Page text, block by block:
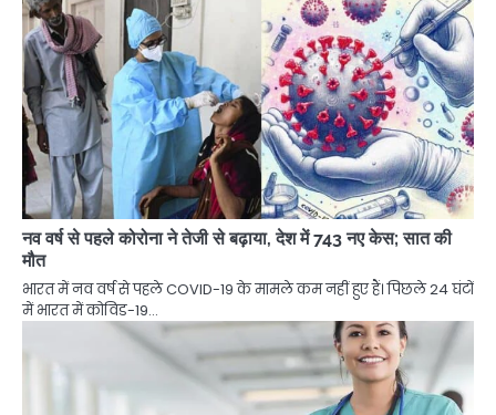
नव वर्ष से पहले कोरोना ने तेजी से बढ़ाया, देश में 743 नए केस; सात की
मौत
भारत में नव वर्ष से पहले COVID-19 के मामले कम नहीं हुए हैं। पिछले 24 घंटों
में भारत में कोविड-19…